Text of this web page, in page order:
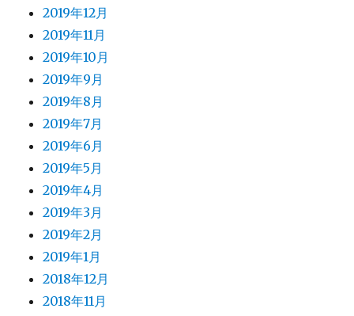
2019年12月
2019年11月
2019年10月
2019年9月
2019年8月
2019年7月
2019年6月
2019年5月
2019年4月
2019年3月
2019年2月
2019年1月
2018年12月
2018年11月